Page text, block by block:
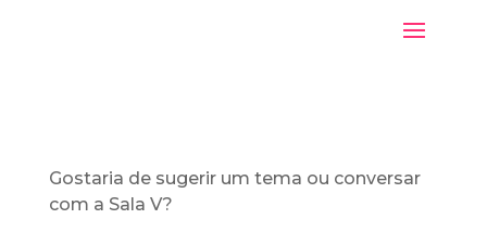
Gostaria de sugerir um tema ou conversar
com a Sala V?